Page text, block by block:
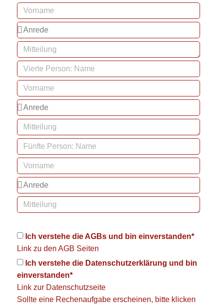
Ich verstehe die AGBs und bin einverstanden*
Link zu den AGB Seiten
Ich verstehe die Datenschutzerklärung und bin
einverstanden*
Link zur Datenschutzseite
Sollte eine Rechenaufgabe erscheinen, bitte klicken